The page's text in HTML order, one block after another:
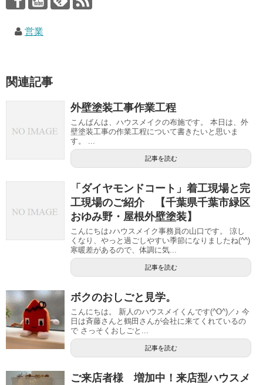
営業
関連記事
外壁塗装工事作業工程
こんばんは、ハウスメイクの布施です。 本日は、外
壁塗装工事の作業工程について書きたいと思いま
す。 ...
記事を読む
「ダイヤモンドコート」着工現場と完
工現場のご紹介 【千葉県千葉市緑区
おゆみ野・屋根外壁塗装】
こんにちは♪ハウスメイク事務員の山口です。 涼し
くなり、やっと過ごしやすい季節になりましたね(^^)
寒暖差があるので、体調に気...
記事を読む
ボクのおしごと見学。
こんにちは。 新人のハウスメイくんです(^O^)／♪ 今
日は斉藤さんと鶴田さんが会社に来てくれているの
で さっそくおしごと...
記事を読む
ご来店者様 増加中！来店型ハウスメ